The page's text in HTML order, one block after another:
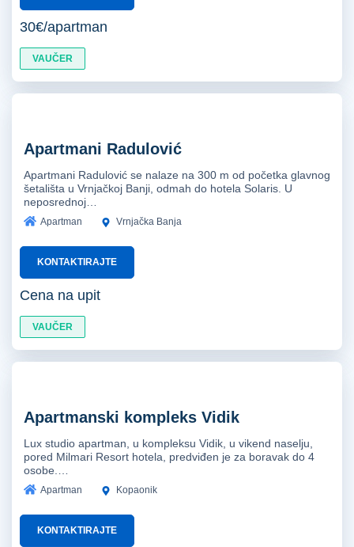
30€/apartman
VAUČER
Apartmani Radulović
Apartmani Radulović se nalaze na 300 m od početka glavnog
šetališta u Vrnjačkoj Banji, odmah do hotela Solaris. U
neposrednoj…
Apartman Vrnjačka Banja
KONTAKTIRAJTE
Cena na upit
VAUČER
Apartmanski kompleks Vidik
Lux studio apartman, u kompleksu Vidik, u vikend naselju,
pored Milmari Resort hotela, predviđen je za boravak do 4
osobe.…
Apartman Kopaonik
KONTAKTIRAJTE